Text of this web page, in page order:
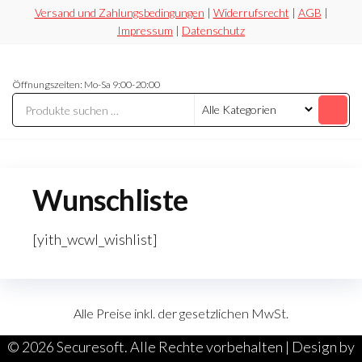
Versand und Zahlungsbedingungen | Widerrufsrecht | AGB |
Impressum | Datenschutz
Securesoft
Shop
statt
riskieren
Öffnungszeiten: Mo-Sa 9:00-20:00
Wunschliste
[yith_wcwl_wishlist]
Alle Preise inkl. der gesetzlichen MwSt.
© 2026 Securesoft. Alle Rechte vorbehalten | Design by